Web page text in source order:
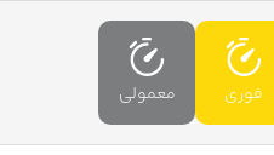
فوری معمولی